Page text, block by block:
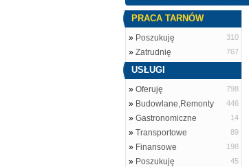
PRACA TARNÓW
» Poszukuję 310
» Zatrudnię 767
USŁUGI
» Oferuję 798
» Budowlane,Remonty 446
» Gastronomiczne 14
» Transportowe 89
» Finansowe 198
» Poszukuję 45